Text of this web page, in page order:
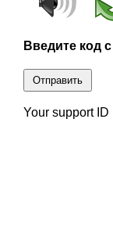
Введите код
Отправить
Your support